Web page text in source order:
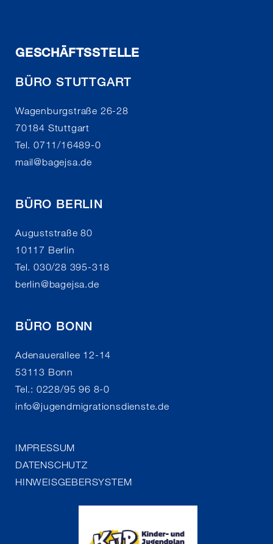
GESCHÄFTSSTELLE
BÜRO STUTTGART
Wagenburgstraße 26-28
70184 Stuttgart
Tel. 0711/16489-0
mail@bagejsa.de
BÜRO BERLIN
Auguststraße 80
10117 Berlin
Tel. 030/28 395-318
berlin@bagejsa.de
BÜRO BONN
Adenauerallee 12-14
53113 Bonn
Tel.: 0228/95 96 8-0
info@jugendmigrationsdienste.de
IMPRESSUM
DATENSCHUTZ
HINWEISGEBERSYSTEM